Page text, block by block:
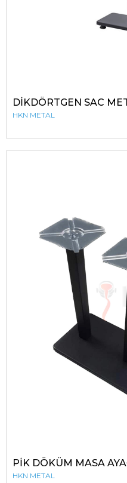
DİKDÖRTGEN SAC
HKN METAL
PİK DÖKÜM MASA
HKN METAL